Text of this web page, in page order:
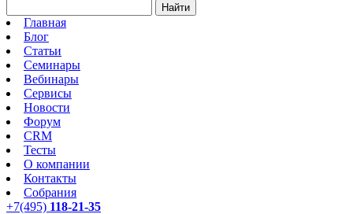
Найти
Главная
Блог
Статьи
Семинары
Вебинары
Сервисы
Новости
Форум
CRM
Тесты
О компании
Контакты
Собрания
+7(495) 118-21-35